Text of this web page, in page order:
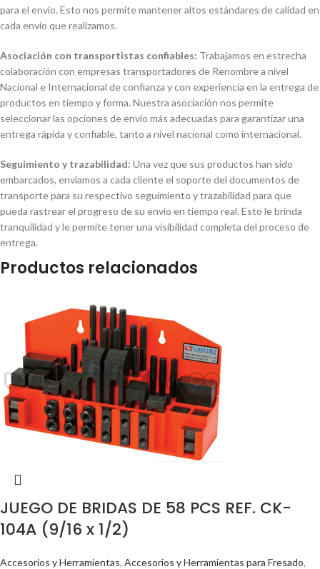
para el envío. Esto nos permite mantener altos estándares de calidad en
cada envío que realizamos.
Asociación con transportistas confiables: Trabajamos en estrecha
colaboración con empresas transportadores de Renombre a nivel
Nacional e Internacional de confianza y con experiencia en la entrega de
productos en tiempo y forma. Nuestra asociación nos permite
seleccionar las opciones de envío más adecuadas para garantizar una
entrega rápida y confiable, tanto a nivel nacional como internacional.
Seguimiento y trazabilidad: Una vez que sus productos han sido
embarcados, enviamos a cada cliente el soporte del documentos de
transporte para su respectivo seguimiento y trazabilidad para que
pueda rastrear el progreso de su envío en tiempo real. Esto le brinda
tranquilidad y le permite tener una visibilidad completa del proceso de
entrega.
Productos relacionados
JUEGO DE BRIDAS DE 58 PCS REF. CK-
104A (9/16 x 1/2)
Accesorios y Herramientas, Accesorios y Herramientas para Fresado,